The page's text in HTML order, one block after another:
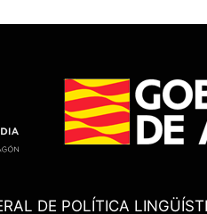
DE POLÍTICA